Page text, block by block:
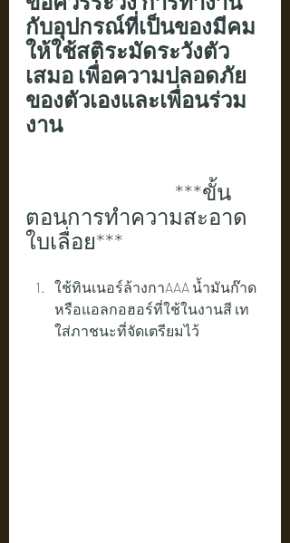
กับอุปกรณ์ที่เป็นของมีคม
ให้ใช้สติระมัดระวังตัว
เสมอ เพื่อความปลอดภัย
ของตัวเองและเพื่อนร่วม
งาน
ตอนการทำความสะอาด
ใบเลื่อย***
ใช้ทินเนอร์ล้างกาAAA น้ำมันก๊าด
หรือแอลกอฮอร์ที่ใช้ในงานสี เท
ใส่ภาชนะที่จัดเตรียมไว้